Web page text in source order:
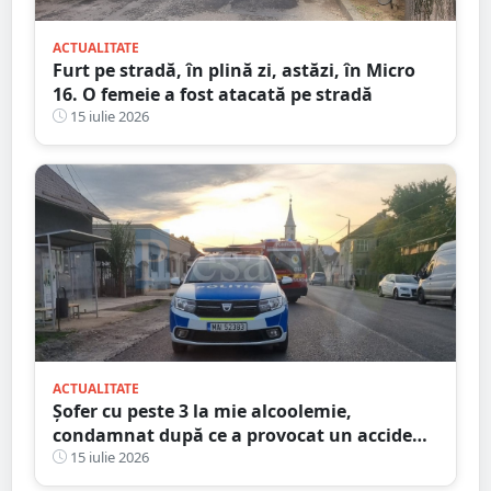
ACTUALITATE
Furt pe stradă, în plină zi, astăzi, în Micro
16. O femeie a fost atacată pe stradă
15 iulie 2026
ACTUALITATE
Șofer cu peste 3 la mie alcoolemie,
condamnat după ce a provocat un accident
dimineața. Ce explicație le-a dat
judecătorilor
15 iulie 2026